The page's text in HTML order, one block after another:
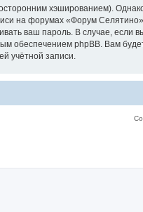
хэшированием). Однако
на форумах «Форум
ваш пароль. В случае,
обеспечением phpBB. Вам
учётной записи.